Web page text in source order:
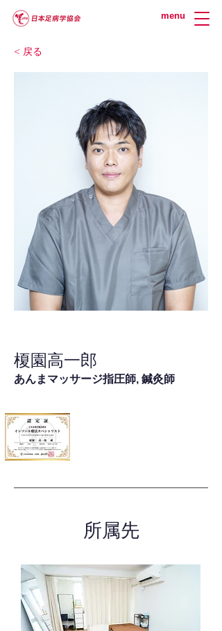
menu
< 戻る
榎園高一郎
あんまマッサージ指圧師, 鍼灸師
所属先